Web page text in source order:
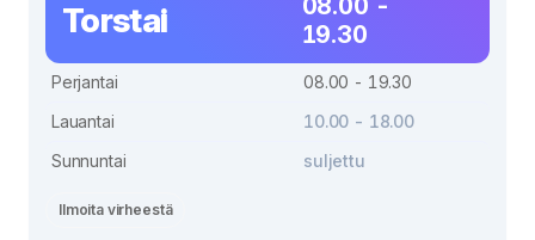
Torstai
19.30
Perjantai
08.00 - 19.30
Lauantai
10.00 - 18.00
Sunnuntai
suljettu
Ilmoita virheestä